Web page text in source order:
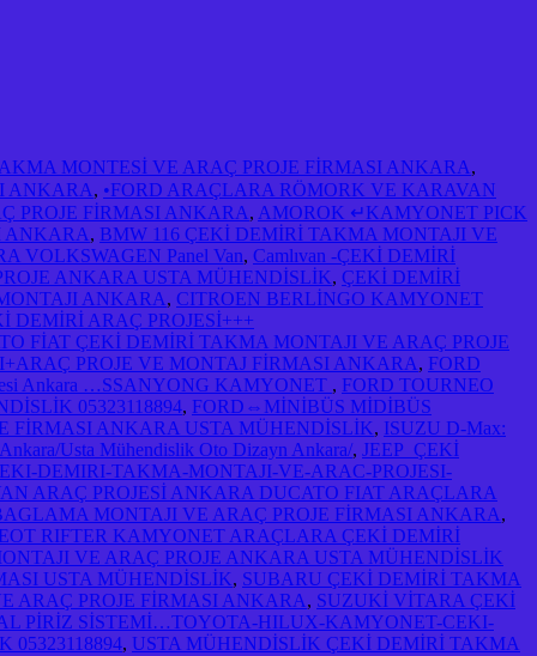
MONTESİ VE ARAÇ PROJE FİRMASI ANKARA,
ANKARA, •FORD ARAÇLARA RÖMORK VE KARAVAN
PROJE FİRMASI ANKARA, AMOROK ↵KAMYONET PICK
ANKARA, BMW 116 ÇEKİ DEMİRİ TAKMA MONTAJI VE
VOLKSWAGEN Panel Van, Camlıvan -ÇEKİ DEMİRİ
ANKARA USTA MÜHENDİSLİK, ÇEKİ DEMİRİ
ANKARA, CITROEN BERLİNGO KAMYONET
DEMİRİ ARAÇ PROJESİ+++
FİAT ÇEKİ DEMİRİ TAKMA MONTAJI VE ARAÇ PROJE
PROJE VE MONTAJ FİRMASI ANKARA, FORD
Ankara …SSANYONG KAMYONET , FORD TOURNEO
05323118894, FORD⇔MİNİBÜS MİDİBÜS
FİRMASI ANKARA USTA MÜHENDİSLİK, ISUZU D-Max:
Usta Mühendislik Oto Dizayn Ankara/, JEEP ÇEKİ
DEMIRI-TAKMA-MONTAJI-VE-ARAC-PROJESI-
ARAÇ PROJESİ ANKARA DUCATO FIAT ARAÇLARA
MONTAJI VE ARAÇ PROJE FİRMASI ANKARA,
RIFTER KAMYONET ARAÇLARA ÇEKİ DEMİRİ
VE ARAÇ PROJE ANKARA USTA MÜHENDİSLİK
USTA MÜHENDİSLİK, SUBARU ÇEKİ DEMİRİ TAKMA
ARAÇ PROJE FİRMASI ANKARA, SUZUKİ VİTARA ÇEKİ
PİRİZ SİSTEMİ…TOYOTA-HILUX-KAMYONET-CEKI-
, USTA MÜHENDİSLİK ÇEKİ DEMİRİ TAKMA